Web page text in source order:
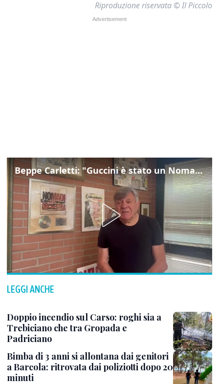
Riproduzione riservata © Il Piccolo
Beppe Carletti: "Guccini è stato un Nomade"
LEGGI ANCHE
Doppio incendio sul Carso: roghi sia a
Trebiciano che tra Gropada e
Padriciano
Bimba di 3 anni si allontana dai genitori
a Barcola: ritrovata dai poliziotti dopo 20
minuti